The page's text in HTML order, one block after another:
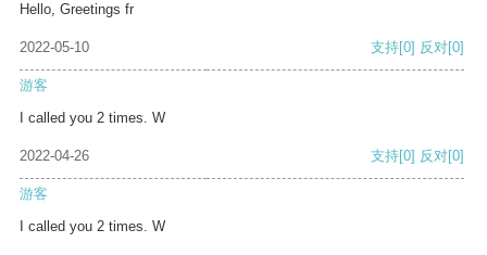
Hello, Greetings fr
2022-05-10 支持[0] 反对[0]
游客
I called you 2 times. W
2022-04-26 支持[0] 反对[0]
游客
I called you 2 times. W